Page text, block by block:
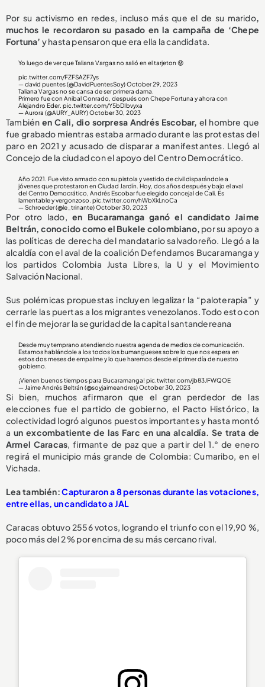
Por su activismo en redes, incluso más que el de su marido,
muchos le recordaron su pasado en la campaña de ‘Chepe
Fortuna’ y hasta pensaron que era ella la candidata.
Yo luego de ver que Taliana Vargas no salió en el tarjeton 😡
pic.twitter.com/FZFSAZF7ys
— david puentes (@DavidPuentesSoy)October 29, 2023
Taliana Vargas no se cansa de ser primera dama.
Primero fue con Anibal Conrado, después con Chepe Fortuna y ahora con
Alejandro Eder.pic.twitter.com/Y5bDIbvyxa
— Aurora (@AURY_AURY)October 30, 2023
Tambiénen Cali, dio sorpresa Andrés Escobar,el hombre que
fue grabado mientras estaba armado durante las protestas del
paro en 2021 y acusado de disparar a manifestantes. Llegó al
Concejo de la ciudad con el apoyo del Centro Democrático.
Año 2021. Fue visto armado con su pistola y vestido de civil disparándole a
jóvenes que protestaron en Ciudad Jardín. Hoy, dos años después y bajo el aval
del Centro Democrático, Andrés Escobar fue elegido concejal de Cali. Es
lamentable y vergonzoso.pic.twitter.com/hWbXkLnoCa
— Schroeder (@le_trinante)October 30, 2023
Por otro lado,en Bucaramanga ganó el candidato Jaime
Beltrán, conocido como el Bukele colombiano, por su apoyo a
las políticas de derecha del mandatario salvadoreño. Llegó a la
alcaldía con el aval de la coalición Defendamos Bucaramanga y
los partidos Colombia Justa Libres, la U y el Movimiento
Salvación Nacional.
Sus polémicas propuestas incluyen legalizar la “paloterapia” y
cerrarle las puertas a los migrantes venezolanos. Todo esto con
el fin de mejorar la seguridad de la capital santandereana
Desde muy temprano atendiendo nuestra agenda de medios de comunicación.
Estamos hablándole a los todos los bumangueses sobre lo que nos espera en
estos dos meses de empalme y lo que haremos desde el primer día de nuestro
gobierno.
¡Vienen buenos tiempos para Bucaramanga!pic.twitter.com/jb83JFWQOE
— Jaime Andrés Beltrán (@soyjaimeandres)October 30, 2023
Si bien, muchos afirmaron que el gran perdedor de las
elecciones fue el partido de gobierno, el Pacto Histórico, la
colectividad logró algunos puestos importantes y hasta montó
a un excombatiente de las Farc en una alcaldía. Se trata de
Armel Caracas , firmante de paz que a partir del 1.° de enero
regirá el municipio más grande de Colombia: Cumaribo, en el
Vichada.
Lea también:Capturaron a 8 personas durante las votaciones,
entre ellas, un candidato a JAL
Caracas obtuvo 2556 votos, logrando el triunfo con el 19,90 %,
poco más del 2 % por encima de su más cercano rival.